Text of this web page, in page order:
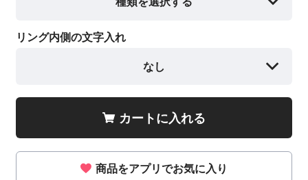
リング内側の文字入れ
なし
カートに入れる
商品をアプリでお気に入り